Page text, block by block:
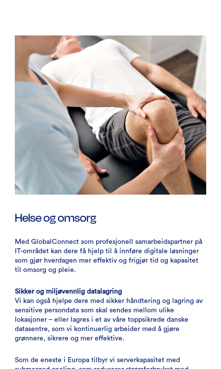
Helse og omsorg
Med GlobalConnect som profesjonell samarbeidspartner på
IT-området kan dere få hjelp til å innføre digitale løsninger
som gjør hverdagen mer effektiv og frigjør tid og kapasitet
til omsorg og pleie.
Sikker og miljøvennlig datalagring
Vi kan også hjelpe dere med sikker håndtering og lagring av
sensitive persondata som skal sendes mellom ulike
lokasjoner – eller lagres i et av våre toppsikrede danske
datasentre, som vi kontinuerlig arbeider med å gjøre
grønnere, sikrere og mer effektive.
Som de eneste i Europa tilbyr vi serverkapasitet med